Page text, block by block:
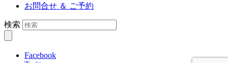
お問合せ ＆ ご予約
検索
Facebook